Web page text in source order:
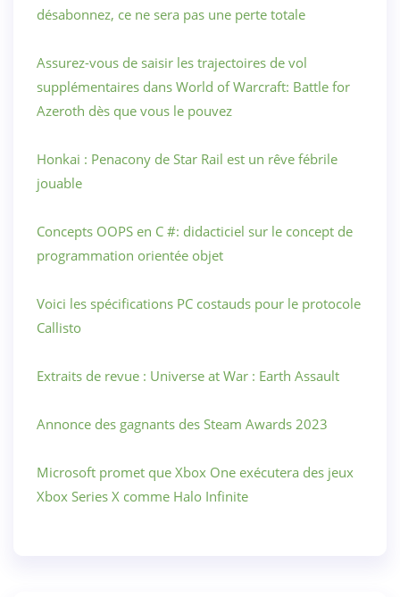
désabonnez, ce ne sera pas une perte totale
Assurez-vous de saisir les trajectoires de vol
supplémentaires dans World of Warcraft: Battle for
Azeroth dès que vous le pouvez
Honkai : Penacony de Star Rail est un rêve fébrile
jouable
Concepts OOPS en C #: didacticiel sur le concept de
programmation orientée objet
Voici les spécifications PC costauds pour le protocole
Callisto
Extraits de revue : Universe at War : Earth Assault
Annonce des gagnants des Steam Awards 2023
Microsoft promet que Xbox One exécutera des jeux
Xbox Series X comme Halo Infinite